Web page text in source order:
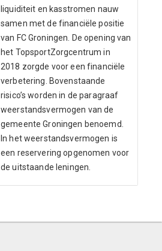
liquiditeit en kasstromen nauw
samen met de financiële positie
van FC Groningen. De opening van
het TopsportZorgcentrum in
2018 zorgde voor een financiële
verbetering. Bovenstaande
risico’s worden in de paragraaf
weerstandsvermogen van de
gemeente Groningen benoemd.
In het weerstandsvermogen is
een reservering opgenomen voor
de uitstaande leningen.